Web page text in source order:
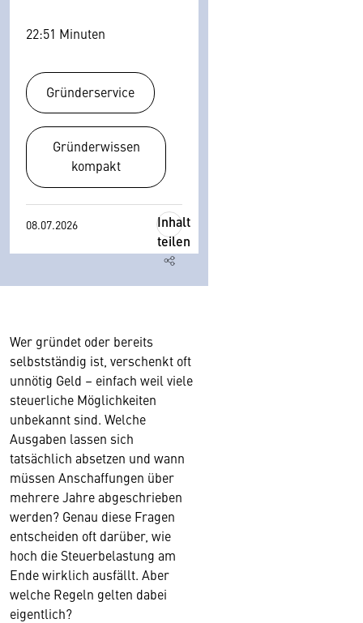
22:51 Minuten
Gründerservice
Gründerwissen
kompakt
08.07.2026
Inhalt
teilen
Wer gründet oder bereits
selbstständig ist, verschenkt oft
unnötig Geld – einfach weil viele
steuerliche Möglichkeiten
unbekannt sind. Welche
Ausgaben lassen sich
tatsächlich absetzen und wann
müssen Anschaffungen über
mehrere Jahre abgeschrieben
werden? Genau diese Fragen
entscheiden oft darüber, wie
hoch die Steuerbelastung am
Ende wirklich ausfällt. Aber
welche Regeln gelten dabei
eigentlich?